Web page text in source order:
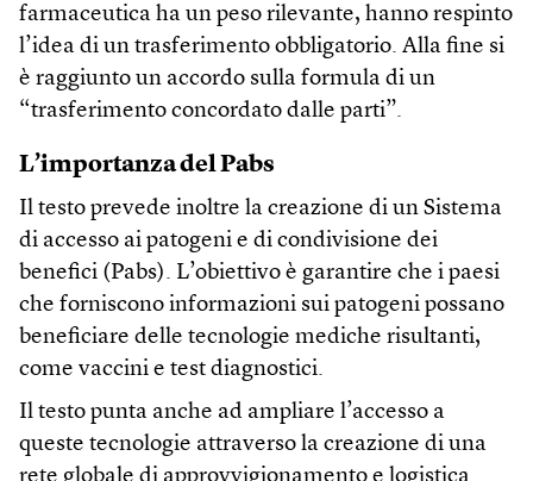
farmaceutica ha un peso rilevante, hanno respinto
l’idea di un trasferimento obbligatorio. Alla fine si
è raggiunto un accordo sulla formula di un
“trasferimento concordato dalle parti”.
L’importanza del Pabs
Il testo prevede inoltre la creazione di un Sistema
di accesso ai patogeni e di condivisione dei
benefici (Pabs). L’obiettivo è garantire che i paesi
che forniscono informazioni sui patogeni possano
beneficiare delle tecnologie mediche risultanti,
come vaccini e test diagnostici.
Il testo punta anche ad ampliare l’accesso a
queste tecnologie attraverso la creazione di una
rete globale di approvvigionamento e logistica.